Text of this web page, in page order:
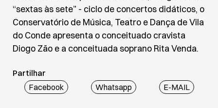
“sextas às sete” - ciclo de concertos didáticos, o
Conservatório de Música, Teatro e Dança de Vila
do Conde apresenta o conceituado cravista
Diogo Zão e a conceituada soprano Rita Venda.
Partilhar
Facebook
Whatsapp E-MAIL